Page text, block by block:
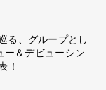
る、グループとし
ー＆デビューシン
！